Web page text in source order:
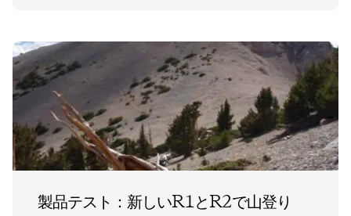
製品テスト：新しいR1とR2で山登り